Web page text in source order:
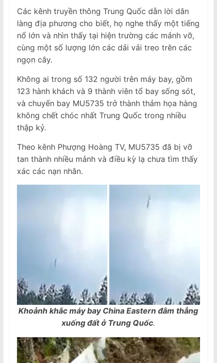
Các kênh truyền thông Trung Quốc dẫn lời dân
làng địa phương cho biết, họ nghe thấy một tiếng
nổ lớn và nhìn thấy tại hiện trường các mảnh vỡ,
cùng một số lượng lớn các dải vải treo trên các
ngọn cây.
Không ai trong số 132 người trên máy bay, gồm
123 hành khách và 9 thành viên tổ bay sống sót,
và chuyến bay MU5735 trở thành thảm họa hàng
không chết chóc nhất Trung Quốc trong nhiều
thập kỷ.
Theo kênh Phượng Hoàng TV, MU5735 đã bị vỡ
tan thành nhiều mảnh và điều kỳ lạ chưa tìm thấy
xác các nạn nhân.
Khoảnh khắc máy bay China Eastern đâm thẳng
xuống đất ở Trung Quốc.